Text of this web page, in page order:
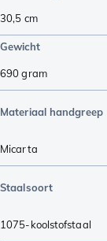
30,5 cm
Gewicht
690gram
Materiaal handgreep
Micarta
Staalsoort
1075-koolstofstaal